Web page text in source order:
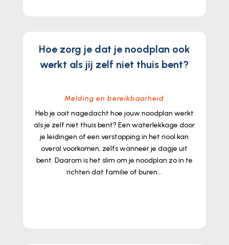
Hoe zorg je dat je noodplan ook
werkt als jij zelf niet thuis bent?
Melding en bereikbaarheid
Heb je ooit nagedacht hoe jouw noodplan werkt
als je zelf niet thuis bent? Een waterlekkage door
je leidingen of een verstopping in het riool kan
overal voorkomen, zelfs wanneer je dagje uit
bent. Daarom is het slim om je noodplan zo in te
richten dat familie of buren...